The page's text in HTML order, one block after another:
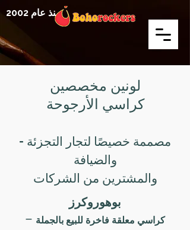
منذ عام 2002
لونين مخصصين
كراسي الأرجوحة
- مصممة خصيصًا لتجار التجزئة
والضيافة
والمشترين من الشركات
بوهوروكرز
– كراسي معلقة فاخرة للبيع بالجملة